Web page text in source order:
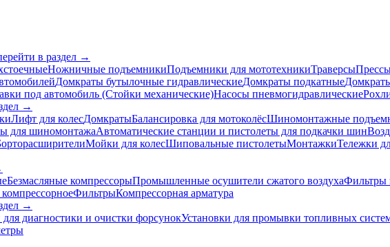
в раздел →
Ножничные подъемникиПодъемники для мототехникиТраверсы
Домкраты бутылочные гидравлическиеДомкраты подкатные
под автомобиль (Стойки механические)Насосы пневмогидравлические
→
Лифт для колесДомкратыБалансировка для мотоколёсШиномонтажные
для шиномонтажаАвтоматические станции и пистолеты для подкачки шин
Мойки для колесШиповальные пистолетыМонтажкиТележки
Безмасляные компрессорыПромышленные осушители сжатого воздухаФильтры
ФильтрыКомпрессорная арматура
→
для диагностики и очистки форсунокУстановки для промывки топливных